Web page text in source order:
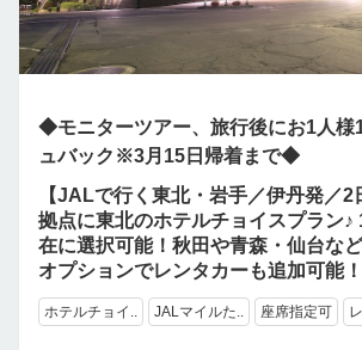
◆モニターツアー、旅行後にお1人様
ュバック※3月15日帰着まで◆
【JALで行く東北・岩手／伊丹発／
拠点に東北のホテルチョイスプラン♪
在に選択可能！秋田や青森・仙台な
オプションでレンタカーも追加可能！
ホテルチョイ.. JALマイルた.. 座席指定可